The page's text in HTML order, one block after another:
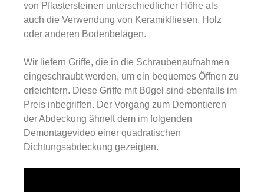
von Pflastersteinen unterschiedlicher Höhe als
auch die Verwendung von Keramikfliesen, Holz
oder anderen Bodenbelägen.
Wir liefern Griffe, die in die Schraubenaufnahmen
eingeschraubt werden, um ein bequemes Öffnen zu
erleichtern. Diese Griffe mit Bügel sind ebenfalls im
Preis inbegriffen. Der Vorgang zum Demontieren
der Abdeckung ähnelt dem im folgenden
Demontagevideo einer quadratischen
Dichtungsabdeckung gezeigten.